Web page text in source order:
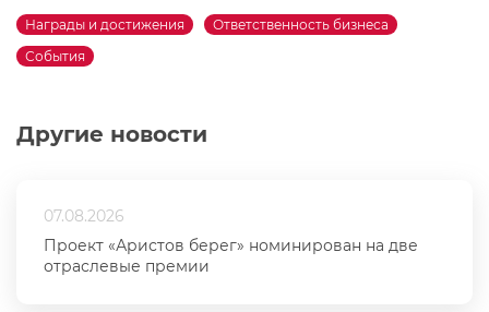
Другие новости
07.08.2026
Проект «Аристов берег» номинирован на две
отраслевые премии
Награды и достижения
Ответственность бизнеса
События